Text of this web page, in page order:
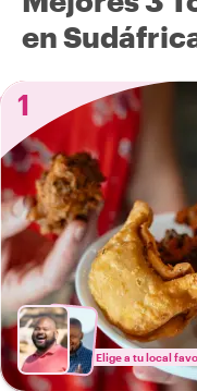
en
1
Elige a tu local